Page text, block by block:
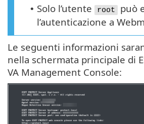
• Solo l’utente root
può
l’autenticazione a
Le seguenti informazioni
nella schermata principale di
VA Management Console: